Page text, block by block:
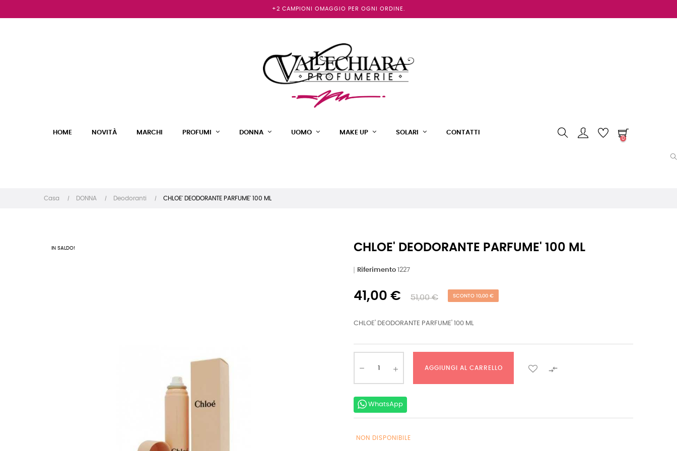
+2 CAMPIONI OMAGGIO PER OGNI ORDINE.
HOME NOVITÀ MARCHI PROFUMI DONNA UOMO MAKE UP SOLARI CONTATTI
0
Casa DONNA Deodoranti CHLOE' DEODORANTE PARFUME' 100 ML
IN SALDO! CHLOE' DEODORANTE PARFUME' 100 ML
Riferimento 1227
41,00 € 51,00 € SCONTO 10,00 €
CHLOE' DEODORANTE PARFUME' 100 ML
AGGIUNGI AL CARRELLO 
WhatsApp
NON DISPONIBILE